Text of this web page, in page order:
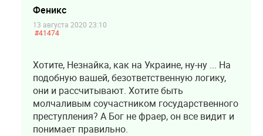
Феникс
13 августа 2020 23:10
#41474
Хотите, Незнайка, как на Украине, ну-ну ... На
подобную вашей, безответственную логику,
они и рассчитывают. Хотите быть
молчаливым соучастником государственного
преступления? А Бог не фраер, он все видит и
понимает правильно.